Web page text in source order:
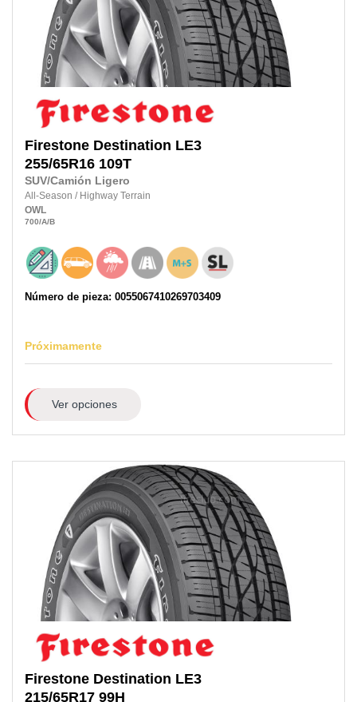
Firestone Destination LE3
255/65R16 109T
SUV/Camión Ligero
All-Season / Highway Terrain
OWL
700/A/B
Número de pieza: 0055067410269703409
Próximamente
Ver opciones
Firestone Destination LE3
215/65R17 99H